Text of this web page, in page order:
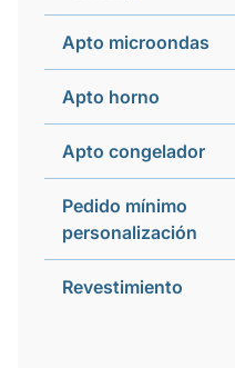
Apto microondas
Apto horno
Apto congelador
Pedido mínimo
personalización
Revestimiento